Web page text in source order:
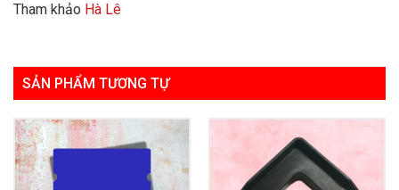
Tham khảo Hà Lê
SẢN PHẨM TƯƠNG TỰ